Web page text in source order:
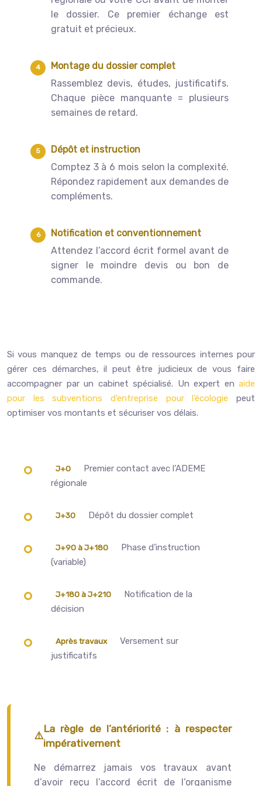
le dossier. Ce premier échange est
gratuit et précieux.
Montage du dossier complet
Rassemblez devis, études, justificatifs.
Chaque pièce manquante = plusieurs
semaines de retard.
Dépôt et instruction
Comptez 3 à 6 mois selon la complexité.
Répondez rapidement aux demandes de
compléments.
Notification et conventionnement
Attendez l’accord écrit formel avant de
signer le moindre devis ou bon de
commande.
Si vous manquez de temps ou de ressources internes pour
gérer ces démarches, il peut être judicieux de vous faire
accompagner par un cabinet spécialisé. Un expert en aide
pour les subventions d’entreprise pour l’écologie peut
optimiser vos montants et sécuriser vos délais.
J+0
Premier contact avec l’ADEME
régionale
J+30 Dépôt du dossier complet
J+90 à J+180
Phase d’instruction
(variable)
J+180 à J+210
Notification de la
décision
Après travaux
Versement sur
justificatifs
La règle de l’antériorité : à respecter
impérativement
Ne démarrez jamais vos travaux avant
d’avoir reçu l’accord écrit de l’organisme